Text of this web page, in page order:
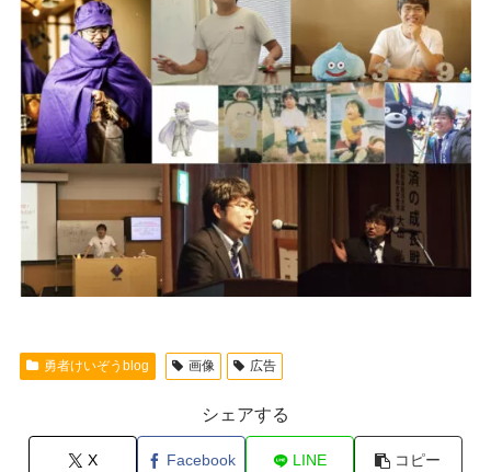
勇者けいぞうblog 画像 広告
シェアする
X Facebook LINE コピー